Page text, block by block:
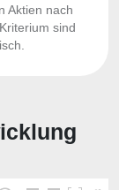
Aktien nach
sind